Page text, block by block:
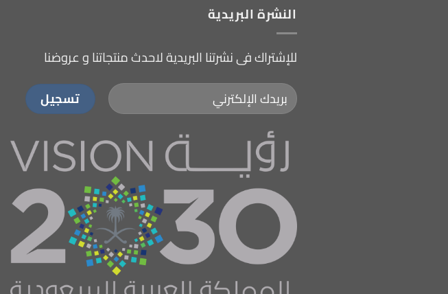
النشرة البريدية
للإشتراك فى نشرتنا البريدية لاحدث منتجاتنا و عروضنا